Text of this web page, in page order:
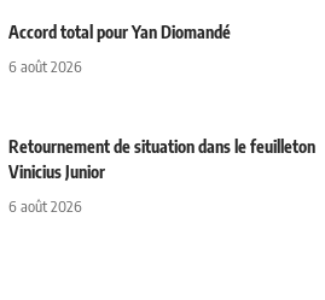
Accord total pour Yan Diomandé
6 août 2026
Retournement de situation dans le feuilleton
Vinicius Junior
6 août 2026